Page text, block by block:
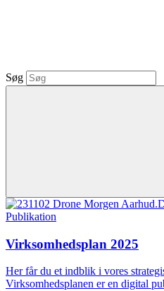
Søg
Publikation
Virksomhedsplan 2025
Her får du et indblik i vores
Virksomhedsplanen er en digital